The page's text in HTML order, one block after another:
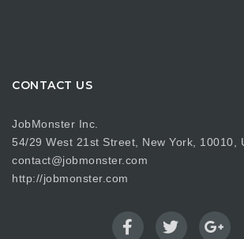
CONTACT US
JobMonster Inc.
54/29 West 21st Street, New York, 10010,
contact@jobmonster.com
http://jobmonster.com